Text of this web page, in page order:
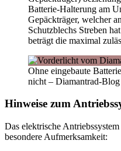
Batterie-Halterung am
Gepäckträger, welcher
Schutzblechs Streben
beträgt die maximal
Ohne eingebaute
nicht – Diamantrad-Blog
Hinweise zum
Das elektrische
besondere Aufmerksamkeit: